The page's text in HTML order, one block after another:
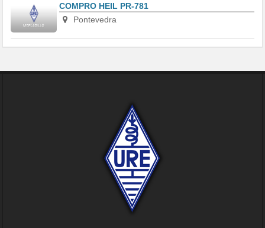
COMPRO HEIL PR-781
Pontevedra